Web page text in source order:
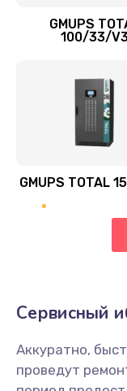
GMUPS
100/33/
GMUPS TOTAL
Сервисный
Аккуратно,
проведут